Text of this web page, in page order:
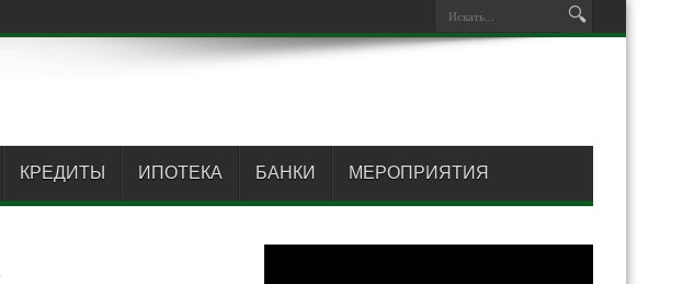
КРЕДИТЫ ИПОТЕКА БАНКИ МЕРОПРИЯТИЯ